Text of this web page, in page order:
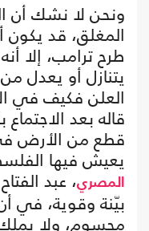
ونحن لا نشك أن
المغلق، قد
طرح ترامب، إلا
يتنازل أو يعدل
العلن فكيف في
قاله بعد
قطع من الأرض
يعيش فيها
المصري، عبد
بيّنة وقوية، في
محسوم، ولا يملك